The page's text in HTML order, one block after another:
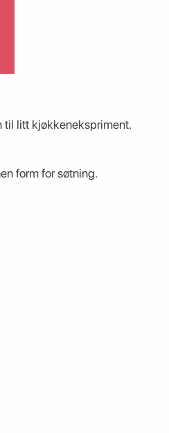
til litt kjøkkenekspriment.
form for søtning.